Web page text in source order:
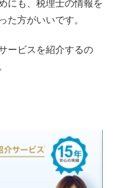
にも、税理士の情報を
た方がいいです。
ービスを紹介するの